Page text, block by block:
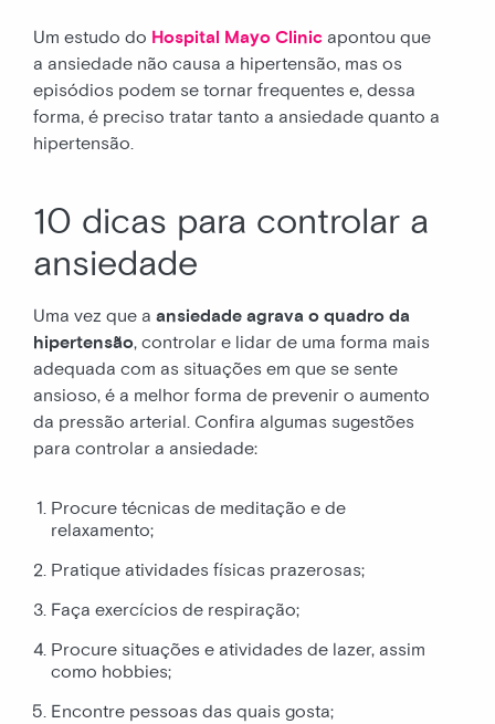
Um estudo do Hospital Mayo Clinic apontou que
a ansiedade não causa a hipertensão, mas os
episódios podem se tornar frequentes e, dessa
forma, é preciso tratar tanto a ansiedade quanto a
hipertensão.
10 dicas para controlar a
ansiedade
Uma vez que a ansiedade agrava o quadro da
hipertensão, controlar e lidar de uma forma mais
adequada com as situações em que se sente
ansioso, é a melhor forma de prevenir o aumento
da pressão arterial. Confira algumas sugestões
para controlar a ansiedade:
Procure técnicas de meditação e de
relaxamento;
Pratique atividades físicas prazerosas;
Faça exercícios de respiração;
Procure situações e atividades de lazer, assim
como hobbies;
Encontre pessoas das quais gosta;